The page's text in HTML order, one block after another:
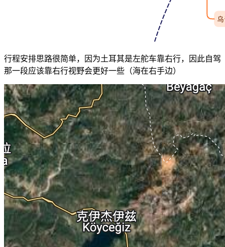
行程安排思路很简单，因为土耳其是左舵车靠右行，因此自驾
那一段应该靠右行视野会更好一些（海在右手边）